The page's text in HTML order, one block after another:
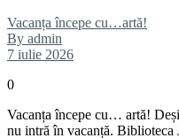
Vacanța începe cu…artă!
By admin
7 iulie 2026
0
Vacanța începe cu… artă!
nu intră în vacanță. Biblioteca